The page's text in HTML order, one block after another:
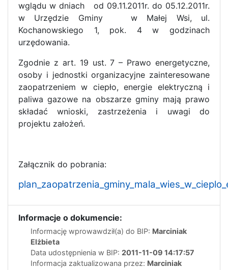
wglądu w dniach
od 09.11.2011r. do 05.12.2011r.
w Urzędzie Gminy
w Małej Wsi, ul.
Kochanowskiego 1, pok. 4 w godzinach
urzędowania.
Zgodnie z art. 19 ust. 7 – Prawo energetyczne,
osoby i jednostki organizacyjne zainteresowane
zaopatrzeniem w ciepło, energie elektryczną i
paliwa gazowe na obszarze gminy mają prawo
składać wnioski, zastrzeżenia i uwagi do
projektu założeń.
Załącznik do pobrania:
Informacje o dokumencie:
Informację wprowawdził(a) do BIP: Marciniak
Elżbieta
Data udostępnienia w BIP: 2011-11-09 14:17:57
Informacja zaktualizowana przez: Marciniak